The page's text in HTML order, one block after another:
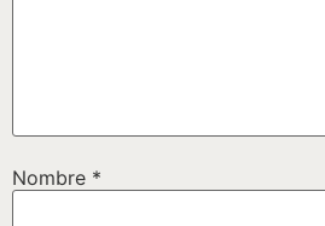
Nombre *